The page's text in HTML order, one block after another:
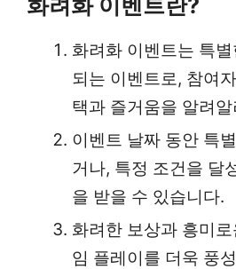
화려화 이벤트란?
화려화 이벤트는 특
되는 이벤트로, 참여
택과 즐거움을 알려
이벤트 날짜 동안 특
거나, 특정 조건을 달
을 받을 수 있습니다.
화려한 보상과 흥미
임 플레이를 더욱 풍